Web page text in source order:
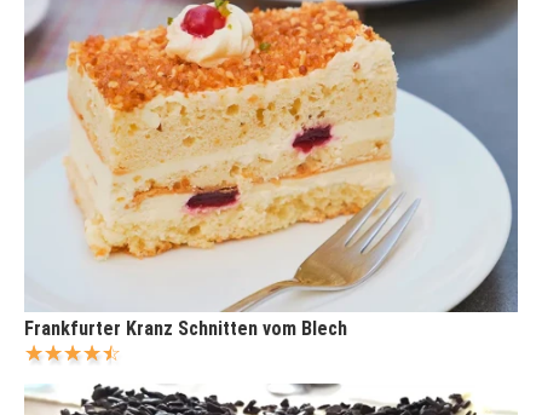
Frankfurter Kranz Schnitten vom Blech